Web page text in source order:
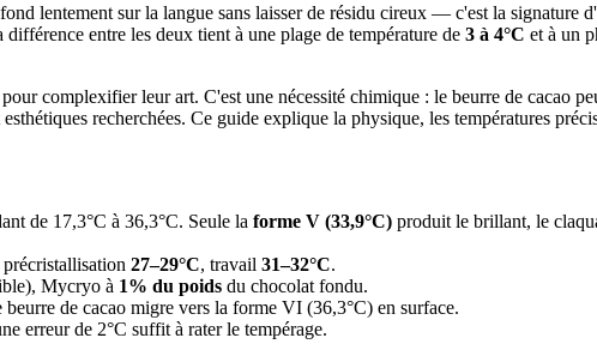
lentement sur la langue sans laisser de résidu cireux — c'est la signature
entre les deux tient à une plage de température de 3 à 4°C et à un
complexifier leur art. C'est une nécessité chimique : le beurre de cacao
recherchées. Ce guide explique la physique, les températures
de 17,3°C à 36,3°C. Seule la forme V (33,9°C) produit le brillant, le
précristallisation 27–29°C, travail 31–32°C.
Mycryo à 1% du poids du chocolat fondu.
de cacao migre vers la forme VI (36,3°C) en surface.
erreur de 2°C suffit à rater le tempérage.